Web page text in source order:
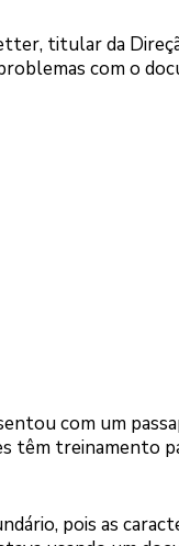
titular da
com o
com um
têm treinamento
pois as